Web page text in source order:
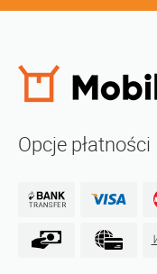
Opcje płatności